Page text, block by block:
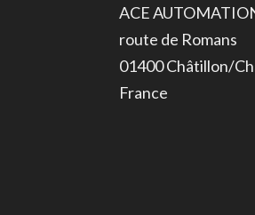
ACE
route de Romans
01400 Châtillon/
France